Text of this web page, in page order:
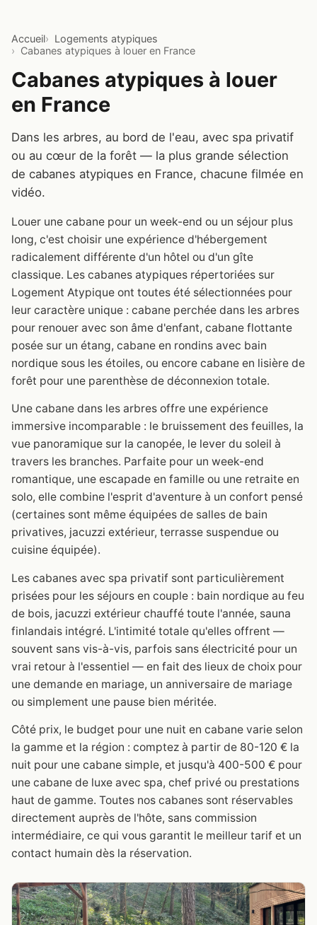
Accueil
Logements atypiques
Cabanes atypiques à louer en France
Cabanes atypiques à louer
en France
Dans les arbres, au bord de l'eau, avec spa privatif
ou au cœur de la forêt — la plus grande sélection
de cabanes atypiques en France, chacune filmée en
vidéo.
Louer une cabane pour un week-end ou un séjour plus
long, c'est choisir une expérience d'hébergement
radicalement différente d'un hôtel ou d'un gîte
classique. Les cabanes atypiques répertoriées sur
Logement Atypique ont toutes été sélectionnées pour
leur caractère unique : cabane perchée dans les arbres
pour renouer avec son âme d'enfant, cabane flottante
posée sur un étang, cabane en rondins avec bain
nordique sous les étoiles, ou encore cabane en lisière de
forêt pour une parenthèse de déconnexion totale.
Une cabane dans les arbres offre une expérience
immersive incomparable : le bruissement des feuilles, la
vue panoramique sur la canopée, le lever du soleil à
travers les branches. Parfaite pour un week-end
romantique, une escapade en famille ou une retraite en
solo, elle combine l'esprit d'aventure à un confort pensé
(certaines sont même équipées de salles de bain
privatives, jacuzzi extérieur, terrasse suspendue ou
cuisine équipée).
Les cabanes avec spa privatif sont particulièrement
prisées pour les séjours en couple : bain nordique au feu
de bois, jacuzzi extérieur chauffé toute l'année, sauna
finlandais intégré. L'intimité totale qu'elles offrent —
souvent sans vis-à-vis, parfois sans électricité pour un
vrai retour à l'essentiel — en fait des lieux de choix pour
une demande en mariage, un anniversaire de mariage
ou simplement une pause bien méritée.
Côté prix, le budget pour une nuit en cabane varie selon
la gamme et la région : comptez à partir de 80-120 € la
nuit pour une cabane simple, et jusqu'à 400-500 € pour
une cabane de luxe avec spa, chef privé ou prestations
haut de gamme. Toutes nos cabanes sont réservables
directement auprès de l'hôte, sans commission
intermédiaire, ce qui vous garantit le meilleur tarif et un
contact humain dès la réservation.